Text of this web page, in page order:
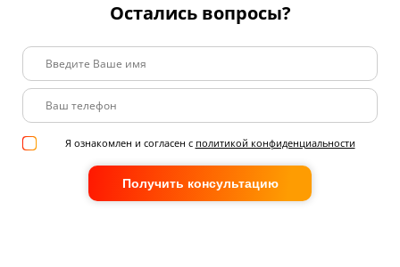
Остались вопросы?
Я ознакомлен и согласен с политикой конфиденциальности
Получить консультацию